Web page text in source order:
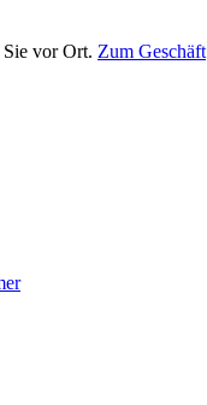
vor Ort. Zum Geschäft